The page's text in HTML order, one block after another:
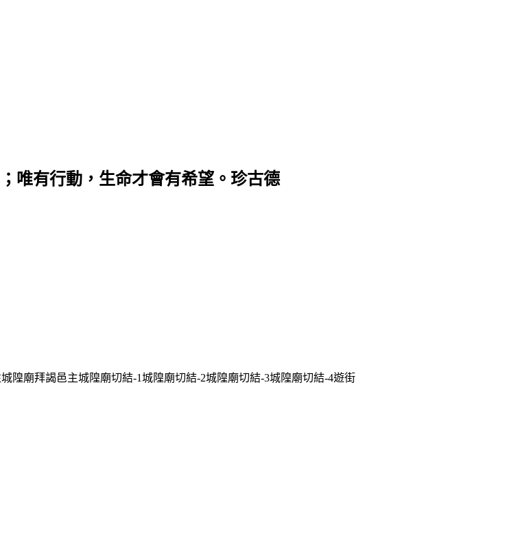
唯有行動，生命才會有希望。珍古德
隍廟拜謁邑主城隍廟切結-1城隍廟切結-2城隍廟切結-3城隍廟切結-4遊街